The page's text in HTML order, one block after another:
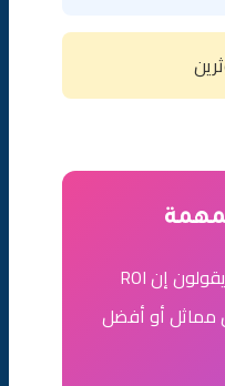
يقولون إن ROI
مماثل أو أفضل